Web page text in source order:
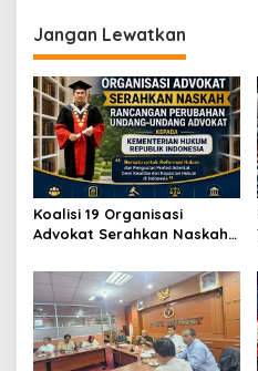
a
s
i
p
o
s
Jangan Lewatkan
Koalisi 19 Organisasi
Advokat Serahkan Naskah
Hukum RI